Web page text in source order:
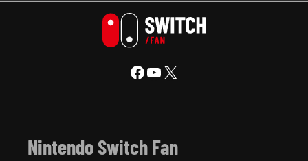
Facebook YouTube X
Nintendo Switch Fan